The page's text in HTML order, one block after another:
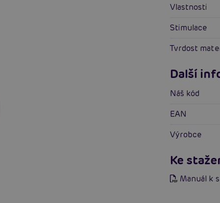
Vlastnosti
Stimulace
Tvrdost
Další
Náš kód
EAN
Výrobce
Ke
Manuál k